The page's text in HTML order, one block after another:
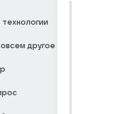
другое